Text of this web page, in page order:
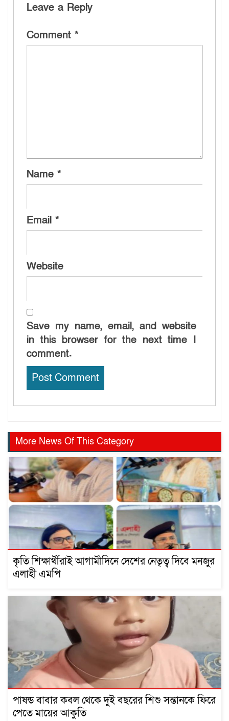
Leave a Reply
Comment *
Name *
Email *
Website
Save my name, email, and website
in this browser for the next time I
comment.
More News Of This Category
কৃতি শিক্ষার্থীরাই আগামীদিনে দেশের নেতৃত্ব দিবে মনজুর
এলাহী এমপি
পাষন্ড বাবার কবল থেকে দুই বছরের শিশু সন্তানকে ফিরে
পেতে মায়ের আকুতি